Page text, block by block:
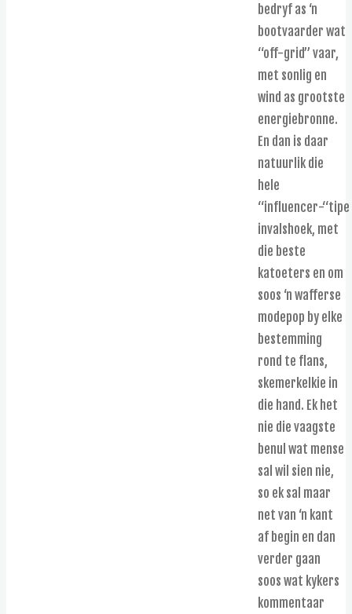
bedryf as ‘n
bootvaarder wat
“off-grid” vaar,
met sonlig en
wind as grootste
energiebronne.
En dan is daar
natuurlik die
hele
“influencer-“tipe
invalshoek, met
die beste
katoeters en om
soos ‘n wafferse
modepop by elke
bestemming
rond te flans,
skemerkelkie in
die hand. Ek het
nie die vaagste
benul wat mense
sal wil sien nie,
so ek sal maar
net van ‘n kant
af begin en dan
verder gaan
soos wat kykers
kommentaar